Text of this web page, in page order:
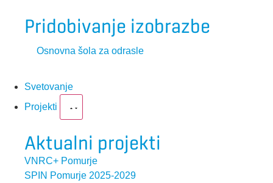
Pridobivanje izobrazbe
Osnovna šola za odrasle
Svetovanje
Projekti
Aktualni projekti
VNRC+ Pomurje
SPIN Pomurje 2025-2029